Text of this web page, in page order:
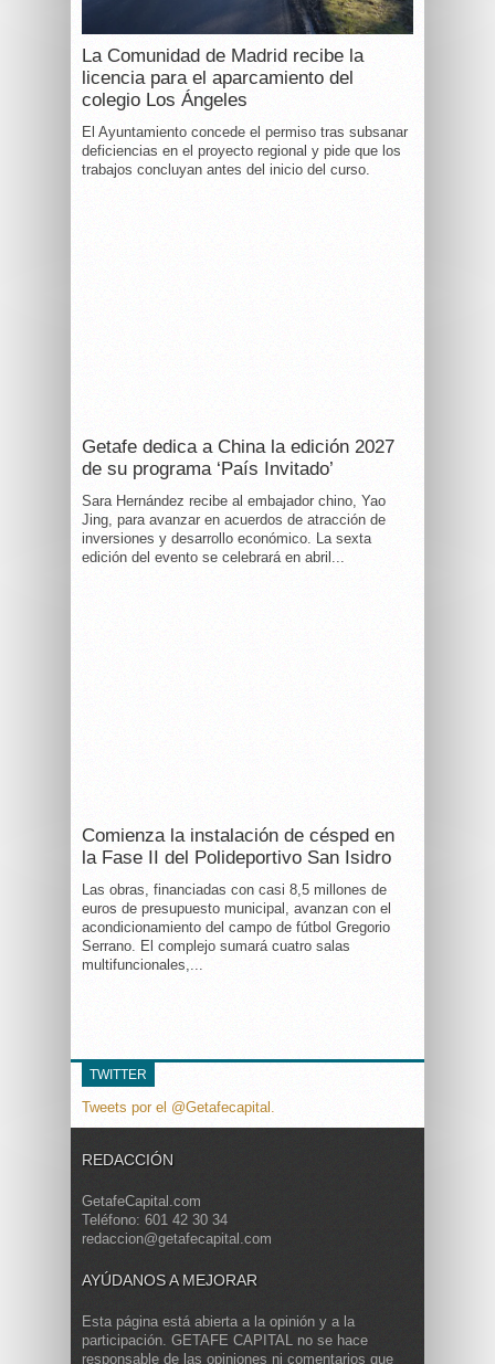
La Comunidad de Madrid recibe la
licencia para el aparcamiento del
colegio Los Ángeles
El Ayuntamiento concede el permiso tras subsanar
deficiencias en el proyecto regional y pide que los
trabajos concluyan antes del inicio del curso.
Getafe dedica a China la edición 2027
de su programa ‘País Invitado’
Sara Hernández recibe al embajador chino, Yao
Jing, para avanzar en acuerdos de atracción de
inversiones y desarrollo económico. La sexta
edición del evento se celebrará en abril...
Comienza la instalación de césped en
la Fase II del Polideportivo San Isidro
Las obras, financiadas con casi 8,5 millones de
euros de presupuesto municipal, avanzan con el
acondicionamiento del campo de fútbol Gregorio
Serrano. El complejo sumará cuatro salas
multifuncionales,...